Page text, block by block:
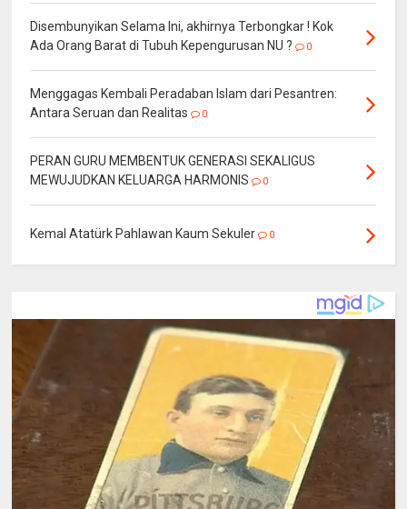
Disembunyikan Selama Ini, akhirnya Terbongkar ! Kok
Ada Orang Barat di Tubuh Kepengurusan NU ?
0
Menggagas Kembali Peradaban Islam dari Pesantren:
Antara Seruan dan Realitas
0
PERAN GURU MEMBENTUK GENERASI SEKALIGUS
MEWUJUDKAN KELUARGA HARMONIS
0
Kemal Atatürk Pahlawan Kaum Sekuler 0